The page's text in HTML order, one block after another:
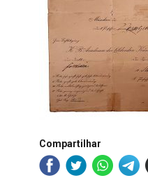
Compartilhar